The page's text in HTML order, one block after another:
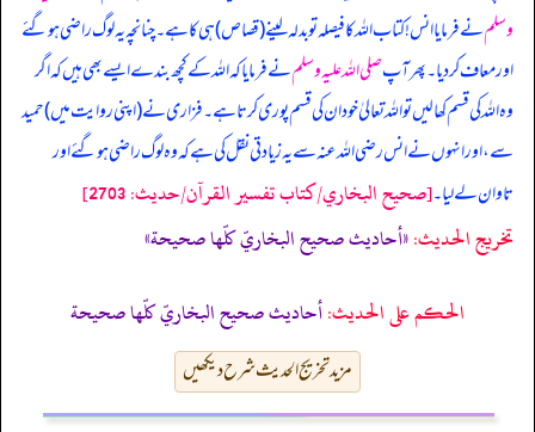
وسلمنے فرمایا انس! کتاب اللہ کا فیصلہ تو بدلہ لینے (قصاص) ہی کا ہے۔ چنانچہ یہ لوگ راضی ہو گئے
اور معاف کر دیا۔ پھر آپصلی اللہ علیہ وسلمنے فرمایا کہ اللہ کے کچھ بندے ایسے بھی ہیں کہ اگر
وہ اللہ کی قسم کھا لیں تو اللہ تعالیٰ خود ان کی قسم پوری کرتا ہے۔ فزاری نے (اپنی روایت میں) حمید
سے، اور انہوں نے انس رضی اللہ عنہ سے یہ زیادتی نقل کی ہے کہ وہ لوگ راضی ہو گئے اور
تاوان لے لیا۔[صحيح البخاري/كتاب تفسير القرآن/حدیث: 2703]
تخریج الحدیث:«أحاديث صحيح البخاريّ كلّها صحيحة»
الحكم على الحديث:أحاديث صحيح البخاريّ كلّها صحيحة
مزید تخریج الحدیث شرح دیکھیں